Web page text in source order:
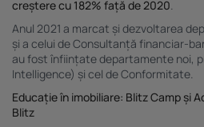
creștere cu 182% față de 2020.
Anul 2021 a marcat și dezvoltarea
și a celui de Consultanță financiar-
au fost înființate departamente noi,
Intelligence) și cel de Conformitate.
Educație în imobiliare: Blitz Camp și
Blitz